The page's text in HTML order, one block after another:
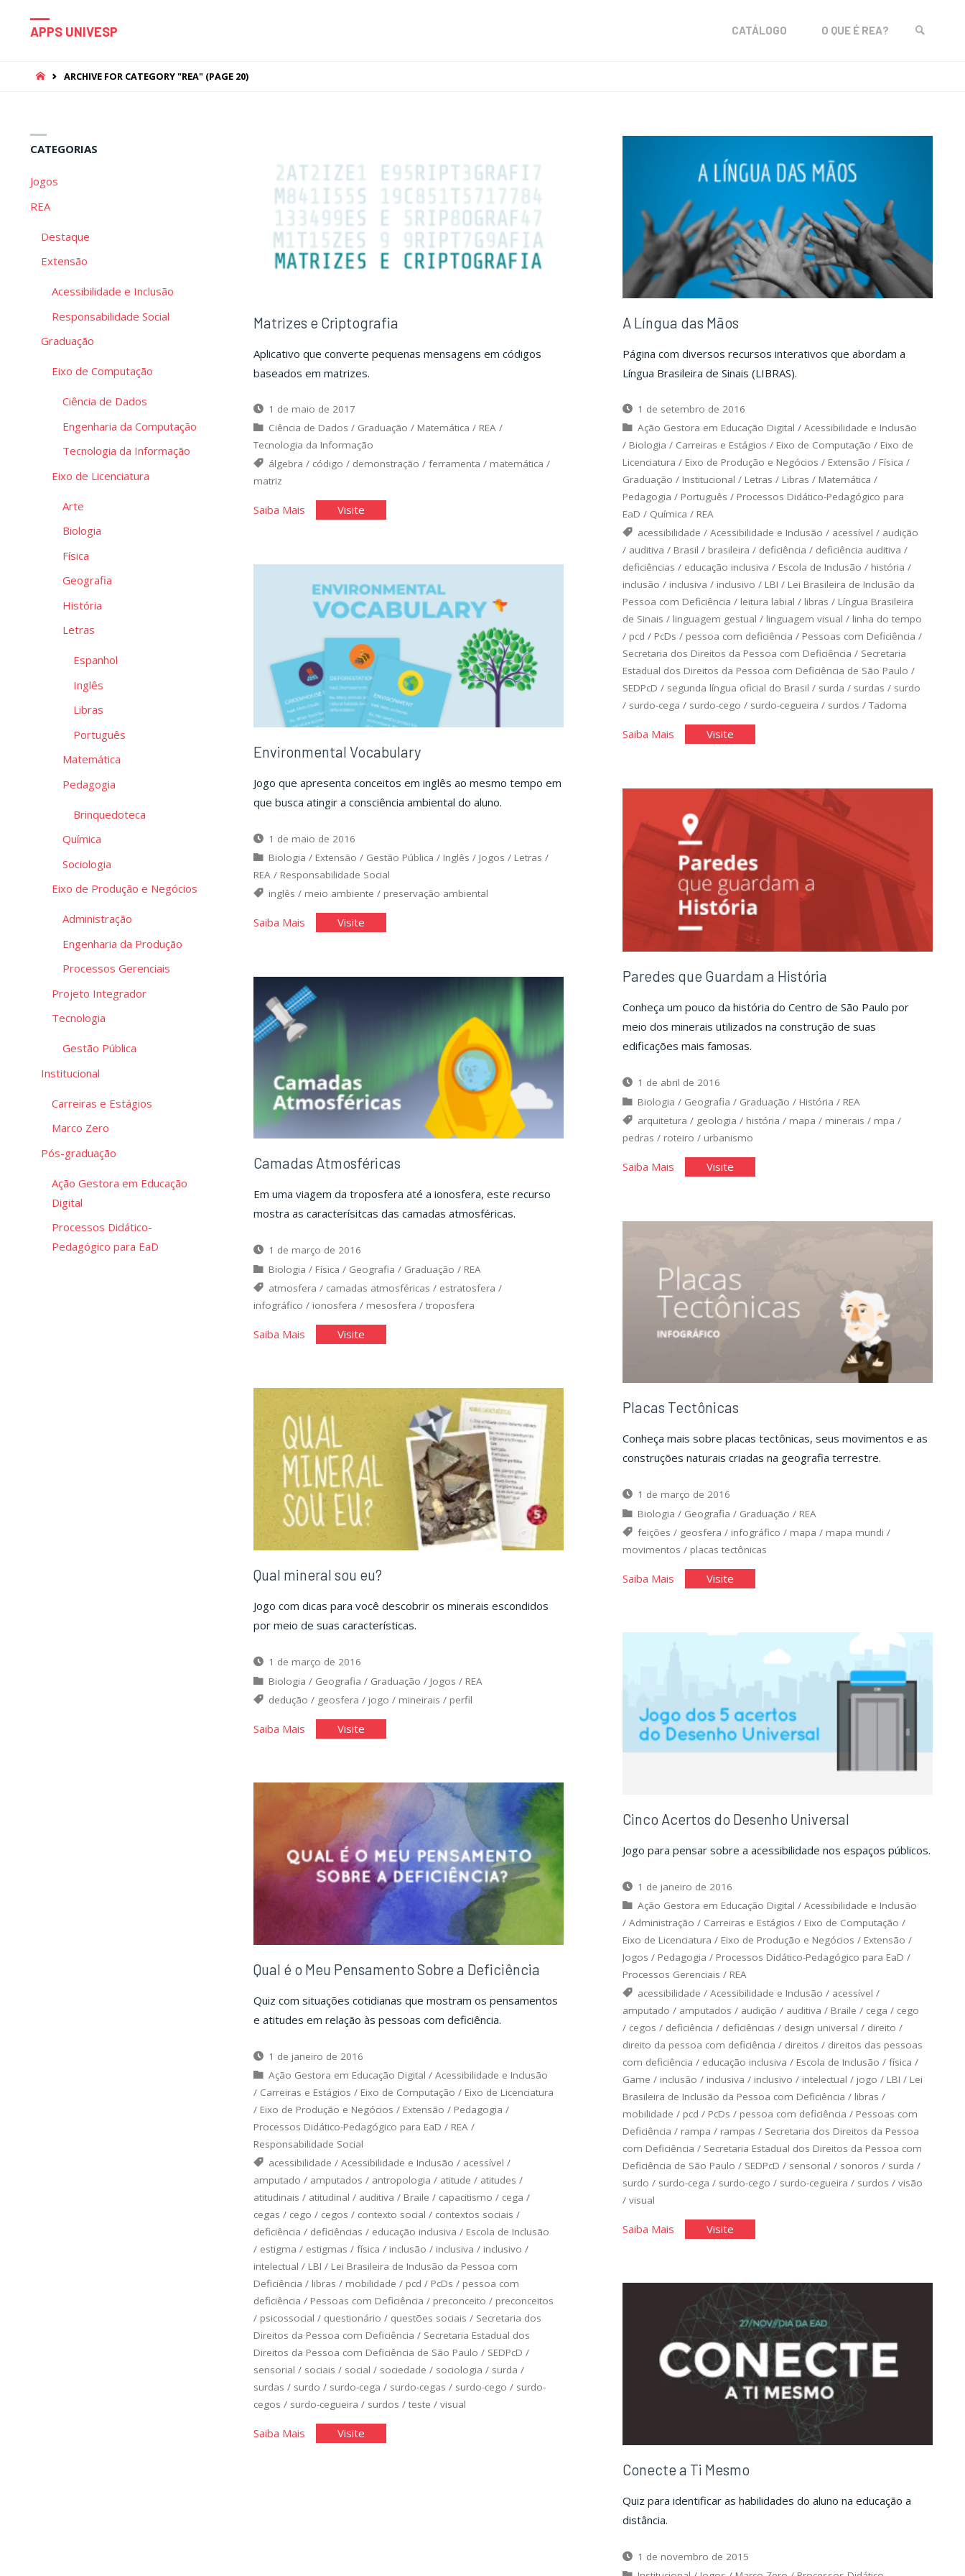
APPS UNIVESP CATÁLOGO O QUE É REA?
HOMEARCHIVE FOR CATEGORY "REA" (PAGE 20)
Matrizes e Criptografia
Aplicativo que converte pequenas mensagens em códigos
baseados em matrizes.
1 de maio de 2017
Ciência de Dados / Graduação / Matemática / REA /
Tecnologia da Informação
álgebra / código / demonstração /ferramenta / matemática /
matriz
Saiba Mais"MatrizesVisite"Matrizes
A Língua das Mãos
Página com diversos recursos interativos que abordam a
Língua Brasileira de Sinais (LIBRAS).
1 de setembro de 2016
Ação Gestora em Educação Digital /Acessibilidade e Inclusão
/ Biologia / Carreiras e Estágios / Eixo de Computação / Eixo de
Licenciatura / Eixo de Produção e Negócios / Extensão / Física /
Graduação / Institucional / Letras / Libras / Matemática /
Pedagogia / Português / Processos Didático-Pedagógico para
EaD / Química / REA
acessibilidade /Acessibilidade e Inclusão / acessível / audição
/ auditiva / Brasil / brasileira / deficiência / deficiência auditiva /
deficiências / educação inclusiva / Escola de Inclusão / história /
inclusão / inclusiva / inclusivo / LBI / Lei Brasileira de Inclusão da
Pessoa com Deficiência / leitura labial / libras / Língua Brasileira
de Sinais / linguagem gestual / linguagem visual / linha do tempo
/ pcd / PcDs / pessoa com deficiência / Pessoas com Deficiência /
Secretaria dos Direitos da Pessoa com Deficiência / Secretaria
Estadual dos Direitos da Pessoa com Deficiência de São Paulo /
SEDPcD / segunda língua oficial do Brasil / surda / surdas / surdo
/ surdo-cega / surdo-cego / surdo-cegueira / surdos /Tadoma
Saiba Mais"A
Mãos"
Visite"A
Mãos"
Environmental Vocabulary
Jogo que apresenta conceitos em inglês ao mesmo tempo em
que busca atingir a consciência ambiental do aluno.
1 de maio de 2016
Biologia / Extensão / Gestão Pública / Inglês / Jogos / Letras /
REA/ Responsabilidade Social
inglês / meio ambiente / preservação ambiental
Saiba Mais"Environmental
Visite"Environmental
Paredes que Guardam a História
Conheça um pouco da história do Centro de São Paulo por
meio dos minerais utilizados na construção de suas
edificações mais famosas.
1 de abril de 2016
Biologia / Geografia / Graduação / História / REA
arquitetura / geologia / história / mapa / minerais / mpa /
pedras / roteiro / urbanismo
Saiba Mais"Paredes
a
Visite"Paredes
a
Camadas Atmosféricas
Em uma viagem da troposfera até a ionosfera, este recurso
mostra as caracterísitcas das camadas atmosféricas.
1 de março de 2016
Biologia / Física / Geografia / Graduação / REA
atmosfera / camadas atmosféricas / estratosfera /
infográfico / ionosfera / mesosfera / troposfera
Saiba Mais"Camadas
Visite"Camadas
Placas Tectônicas
Conheça mais sobre placas tectônicas, seus movimentos e as
construções naturais criadas na geografia terrestre.
1 de março de 2016
Biologia / Geografia / Graduação / REA
feições / geosfera / infográfico / mapa / mapa mundi /
movimentos / placas tectônicas
Saiba Mais"PlacasVisite"Placas
Qual mineral sou eu?
Jogo com dicas para você descobrir os minerais escondidos
por meio de suas características.
1 de março de 2016
Biologia / Geografia / Graduação / Jogos / REA
dedução / geosfera / jogo / mineirais / perfil
Saiba Mais"Qual
eu?"
Visite"Qual
eu?"
Cinco Acertos do Desenho Universal
Jogo para pensar sobre a acessibilidade nos espaços públicos.
1 de janeiro de 2016
Ação Gestora em Educação Digital /Acessibilidade e Inclusão
/ Administração / Carreiras e Estágios / Eixo de Computação /
Eixo de Licenciatura / Eixo de Produção e Negócios / Extensão /
Jogos / Pedagogia / Processos Didático-Pedagógico para EaD /
Processos Gerenciais / REA
acessibilidade /Acessibilidade e Inclusão / acessível /
amputado / amputados / audição / auditiva / Braile / cega / cego
/ cegos / deficiência / deficiências / design universal / direito /
direito da pessoa com deficiência / direitos / direitos das pessoas
com deficiência / educação inclusiva / Escola de Inclusão / física /
Game / inclusão / inclusiva / inclusivo / intelectual / jogo / LBI / Lei
Brasileira de Inclusão da Pessoa com Deficiência / libras /
mobilidade / pcd / PcDs / pessoa com deficiência / Pessoas com
Deficiência / rampa / rampas / Secretaria dos Direitos da Pessoa
com Deficiência / Secretaria Estadual dos Direitos da Pessoa com
Deficiência de São Paulo / SEDPcD / sensorial / sonoros / surda /
surdo / surdo-cega / surdo-cego / surdo-cegueira / surdos / visão
/ visual
Saiba Mais"Cinco
Desenho
Universal"
Visite"Cinco
Desenho
Universal"
Qual é o Meu Pensamento Sobre a Deficiência
Quiz com situações cotidianas que mostram os pensamentos
e atitudes em relação às pessoas com deficiência.
1 de janeiro de 2016
Ação Gestora em Educação Digital /Acessibilidade e Inclusão
/ Carreiras e Estágios / Eixo de Computação / Eixo de Licenciatura
/ Eixo de Produção e Negócios / Extensão / Pedagogia /
Processos Didático-Pedagógico para EaD / REA /
Responsabilidade Social
acessibilidade /Acessibilidade e Inclusão / acessível /
amputado / amputados / antropologia / atitude / atitudes /
atitudinais / atitudinal / auditiva / Braile / capacitismo / cega /
cegas / cego / cegos / contexto social / contextos sociais /
deficiência / deficiências / educação inclusiva / Escola de Inclusão
/ estigma / estigmas / física / inclusão / inclusiva / inclusivo /
intelectual / LBI / Lei Brasileira de Inclusão da Pessoa com
Deficiência / libras / mobilidade / pcd / PcDs / pessoa com
deficiência / Pessoas com Deficiência / preconceito / preconceitos
/ psicossocial / questionário / questões sociais / Secretaria dos
Direitos da Pessoa com Deficiência / Secretaria Estadual dos
Direitos da Pessoa com Deficiência de São Paulo / SEDPcD /
sensorial / sociais / social / sociedade / sociologia / surda /
surdas / surdo / surdo-cega / surdo-cegas / surdo-cego / surdo-
cegos / surdo-cegueira / surdos / teste / visual
Saiba Mais"Qual
Visite"Qual
Conecte a Ti Mesmo
Quiz para identificar as habilidades do aluno na educação a
distância.
1 de novembro de 2015
CATEGORIAS
Jogos
REA
Destaque
Extensão
Acessibilidade e Inclusão
Responsabilidade Social
Graduação
Eixo de Computação
Ciência de Dados
Engenharia da Computação
Tecnologia da Informação
Eixo de Licenciatura
Arte
Biologia
Física
Geografia
História
Letras
Espanhol
Inglês
Libras
Português
Matemática
Pedagogia
Brinquedoteca
Química
Sociologia
Eixo de Produção e Negócios
Administração
Engenharia da Produção
Processos Gerenciais
Projeto Integrador
Tecnologia
Gestão Pública
Institucional
Carreiras e Estágios
Marco Zero
Pós-graduação
Ação Gestora em Educação
Digital
Processos Didático-
Pedagógico para EaD